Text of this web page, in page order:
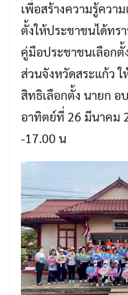
เพื่อสร้างความรู้ความ
ตั้งให้ประชาชนได้ทร
คู่มือประชาชนเลือกตั้
ส่วนจังหวัดสระแก้ว
สิทธิเลือกตั้ง นายก อ
อาทิตย์ที่ 26 มีนาคม
-17.00 น